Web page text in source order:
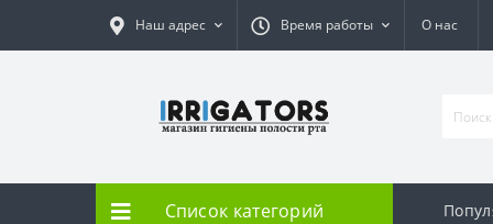
Наш адрес Время работы О нас
Список категорий